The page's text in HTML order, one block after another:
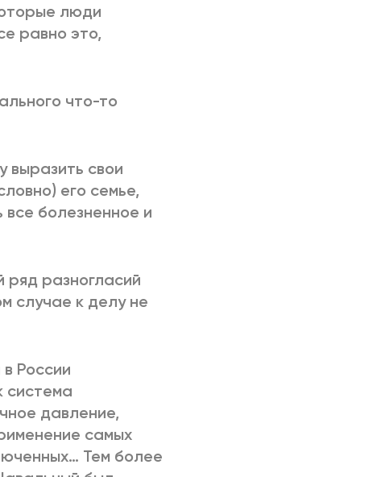
люди
равно это,
что-то
выразить свои
его семье,
все болезненное и
ряд разногласий
случае к делу не
России
система
давление,
самых
Тем более